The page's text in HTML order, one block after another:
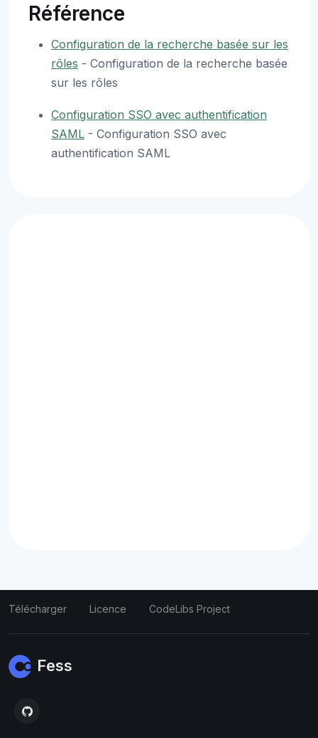
Référence
Configuration de la recherche basée sur les
rôles - Configuration de la recherche basée
sur les rôles
Configuration SSO avec authentification
SAML - Configuration SSO avec
authentification SAML
Télécharger Licence CodeLibs Project
Fess